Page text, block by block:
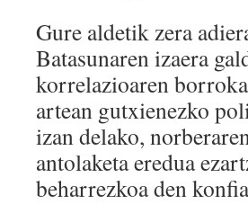
Gure aldetik zera
Batasunaren izaera
korrelazioaren
artean gutxienezko
izan delako,
antolaketa eredua
beharrezkoa den